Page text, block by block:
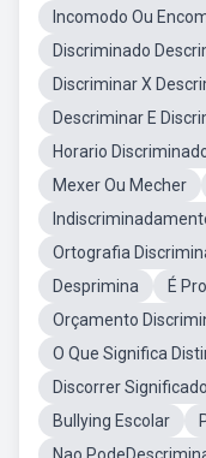
Incomodo Ou
Discriminado
Discriminar X
Descriminar E
Horario
Mexer Ou Mecher
Ortografia
Desprimina
É
Orçamento
O Que Significa
Discorrer Significado
Bullying Escolar